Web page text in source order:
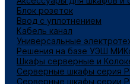
Блок розеток
Ввод с уплотнением
Кабель канал
Универсальные
Решения на базе УЭШ
Шкафы серверные и
Серверные шкафы серия
Серверные шкафы серии